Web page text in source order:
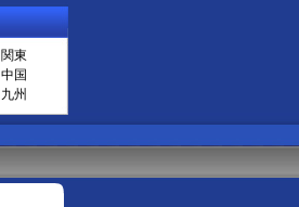
関東
中国
九州